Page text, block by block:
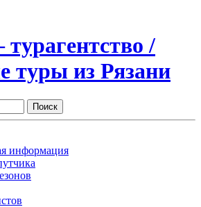
/
туры из Рязани
информация